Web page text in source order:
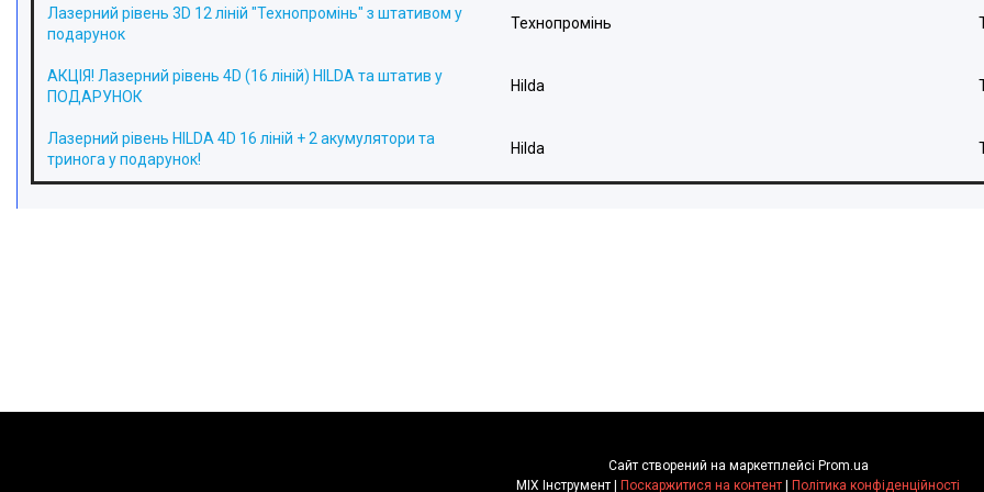
Лазерний рівень 3D 12 ліній "Технопромінь" з штативом у
подарунок
Технопромінь
АКЦІЯ! Лазерний рівень 4D (16 ліній) HILDA та штатив у
ПОДАРУНОК
Hilda
Лазерний рівень HILDA 4D 16 ліній + 2 акумулятори та
тринога у подарунок!
Hilda
Сайт створений на маркетплейсі Prom.ua
MIX Інструмент | Поскаржитися на контент | Політика конфіденційності